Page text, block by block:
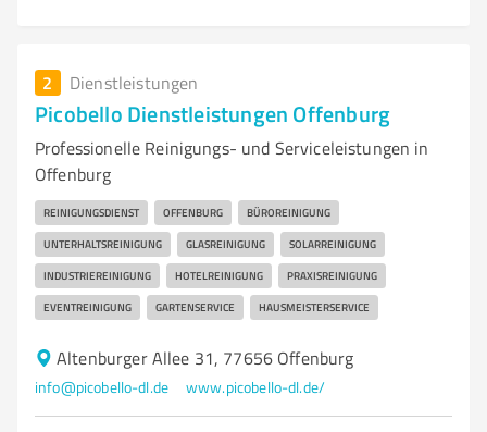
2 Dienstleistungen
Picobello Dienstleistungen Offenburg
Professionelle Reinigungs- und Serviceleistungen in
Offenburg
REINIGUNGSDIENST OFFENBURG BÜROREINIGUNG
UNTERHALTSREINIGUNG GLASREINIGUNG SOLARREINIGUNG
INDUSTRIEREINIGUNG HOTELREINIGUNG PRAXISREINIGUNG
EVENTREINIGUNG GARTENSERVICE HAUSMEISTERSERVICE
Altenburger Allee 31, 77656 Offenburg
info@picobello-dl.de www.picobello-dl.de/